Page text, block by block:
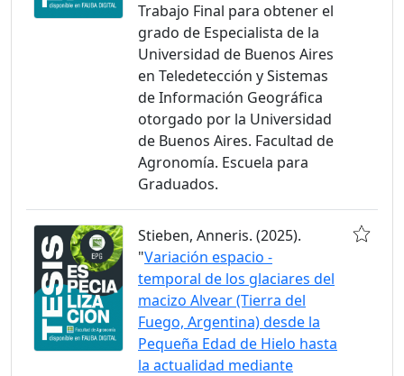
Trabajo Final para obtener el
grado de Especialista de la
Universidad de Buenos Aires
en Teledetección y Sistemas
de Información Geográfica
otorgado por la Universidad
de Buenos Aires. Facultad de
Agronomía. Escuela para
Graduados.
Stieben, Anneris. (2025).
"Variación espacio -
temporal de los glaciares del
macizo Alvear (Tierra del
Fuego, Argentina) desde la
Pequeña Edad de Hielo hasta
la actualidad mediante